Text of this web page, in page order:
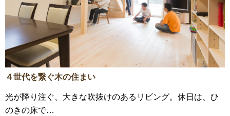
４世代を繋ぐ木の住まい
光が降り注ぐ、大きな吹抜けのあるリビング。休日は、ひ
のきの床で…